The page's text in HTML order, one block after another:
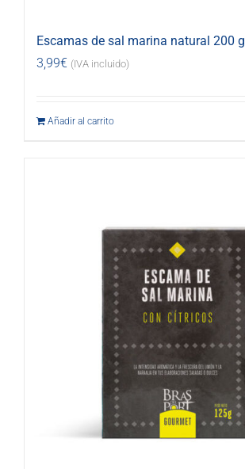
Escamas de sal marina natural 200 g
3,99€ (IVA incluido)
Añadir al carrito